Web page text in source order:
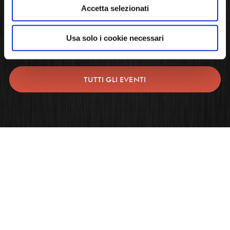
Accetta selezionati
Usa solo i cookie necessari
APERTI PER VOI
TUTTI GLI EVENTI